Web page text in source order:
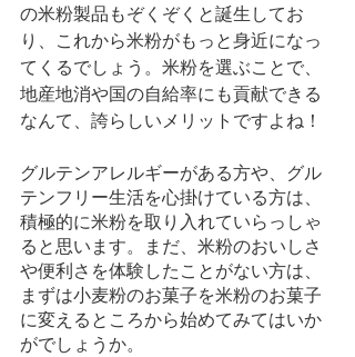
の米粉製品もぞくぞくと誕生してお
り、これから米粉がもっと身近になっ
てくるでしょう。米粉を選ぶことで、
地産地消や国の自給率にも貢献できる
なんて、誇らしいメリットですよね！
グルテンアレルギーがある方や、グル
テンフリー生活を心掛けている方は、
積極的に米粉を取り入れていらっしゃ
ると思います。まだ、米粉のおいしさ
や便利さを体験したことがない方は、
まずは小麦粉のお菓子を米粉のお菓子
に変えるところから始めてみてはいか
がでしょうか。